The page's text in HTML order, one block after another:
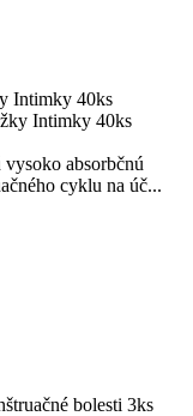
Intimky 40ks
absorbčnú
cyklu na úč...
bolesti 3ks